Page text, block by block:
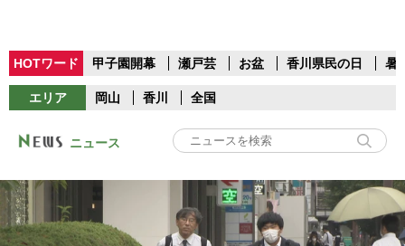
HOTワード 甲子園開幕 瀬戸芸 お盆 香川県民の日 暑
エリア 岡山 香川 全国
ニュース